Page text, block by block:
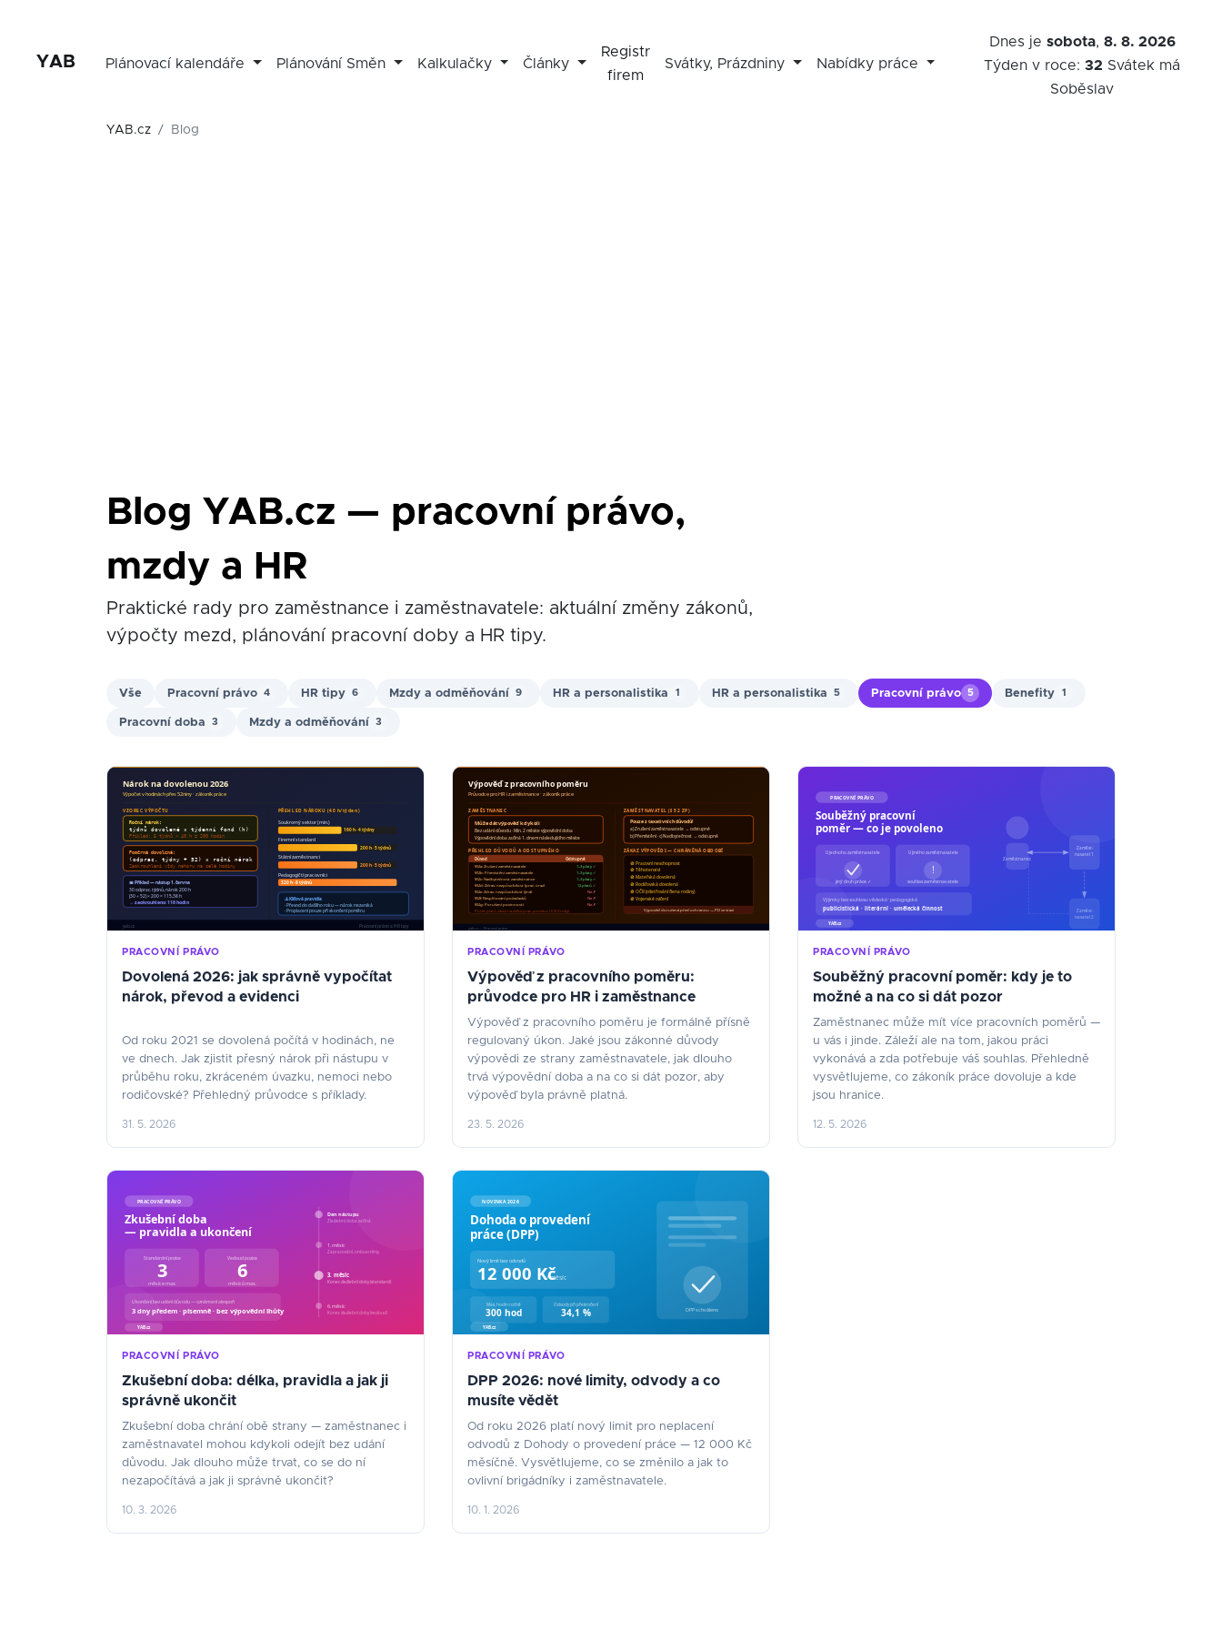
YAB Plánovací kalendáře Plánování Směn Kalkulačky Články
Registr
firem
Svátky, Prázdniny Nabídky práce
Dnes je sobota, 8. 8. 2026
Týden v roce:32 Svátek má
Soběslav
YAB.cz Blog
Blog YAB.cz — pracovní právo,
mzdy a HR
Praktické rady pro zaměstnance i zaměstnavatele: aktuální změny zákonů,
výpočty mezd, plánování pracovní doby a HR tipy.
Vše Pracovní právo 4 HR tipy 6 Mzdy a odměňování 9 HR a personalistika 1 HR a personalistika 5 Pracovní právo 5 Benefity 1
Pracovní doba 3 Mzdy a odměňování 3
PRACOVNÍ PRÁVO
Dovolená 2026: jak správně vypočítat
nárok, převod a evidenci
Od roku 2021 se dovolená počítá v hodinách, ne
ve dnech. Jak zjistit přesný nárok při nástupu v
průběhu roku, zkráceném úvazku, nemoci nebo
rodičovské? Přehledný průvodce s příklady.
31. 5. 2026
PRACOVNÍ PRÁVO
Výpověď z pracovního poměru:
průvodce pro HR i zaměstnance
Výpověď z pracovního poměru je formálně přísně
regulovaný úkon. Jaké jsou zákonné důvody
výpovědi ze strany zaměstnavatele, jak dlouho
trvá výpovědní doba a na co si dát pozor, aby
výpověď byla právně platná.
23. 5. 2026
PRACOVNÍ PRÁVO
Souběžný pracovní poměr: kdy je to
možné a na co si dát pozor
Zaměstnanec může mít více pracovních poměrů —
u vás i jinde. Záleží ale na tom, jakou práci
vykonává a zda potřebuje váš souhlas. Přehledně
vysvětlujeme, co zákoník práce dovoluje a kde
jsou hranice.
12. 5. 2026
PRACOVNÍ PRÁVO
Zkušební doba: délka, pravidla a jak ji
správně ukončit
Zkušební doba chrání obě strany — zaměstnanec i
zaměstnavatel mohou kdykoli odejít bez udání
důvodu. Jak dlouho může trvat, co se do ní
nezapočítává a jak ji správně ukončit?
10. 3. 2026
PRACOVNÍ PRÁVO
DPP 2026: nové limity, odvody a co
musíte vědět
Od roku 2026 platí nový limit pro neplacení
odvodů z Dohody o provedení práce — 12 000 Kč
měsíčně. Vysvětlujeme, co se změnilo a jak to
ovlivní brigádníky i zaměstnavatele.
10. 1. 2026